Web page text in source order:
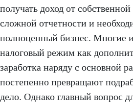
получать доход от
сложной отчетности и
полноценный бизнес. Многие
налоговый режим как
заработка наряду с основной
постепенно превращают
дело. Однако главный вопрос